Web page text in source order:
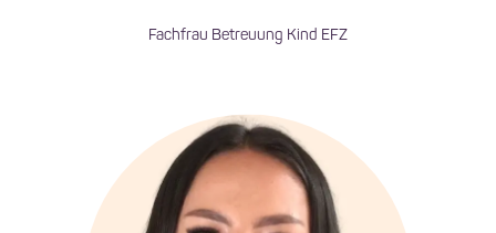
Fachfrau Betreuung Kind EFZ